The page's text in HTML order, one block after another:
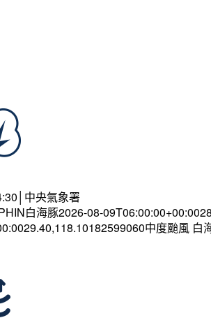
中央氣象署
白海豚2026-08-
中度颱風 白